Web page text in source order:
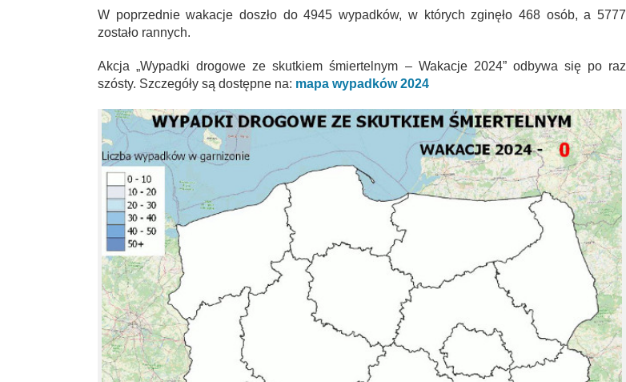
W poprzednie wakacje doszło do 4945 wypadków, w których zginęło 468 osób, a 5777
zostało rannych.
Akcja „Wypadki drogowe ze skutkiem śmiertelnym – Wakacje 2024” odbywa się po raz
szósty. Szczegóły są dostępne na: mapa wypadków 2024